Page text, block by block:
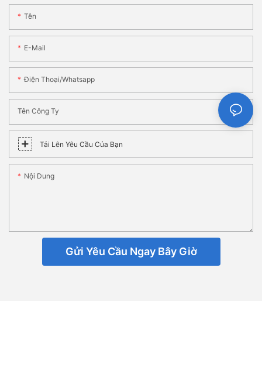
Tên
E-Mail
Điện Thoại/whatsapp
Tên Công Ty
Tải Lên Yêu Cầu Của Bạn
Nội Dung
Gửi Yêu Cầu Ngay Bây Giờ